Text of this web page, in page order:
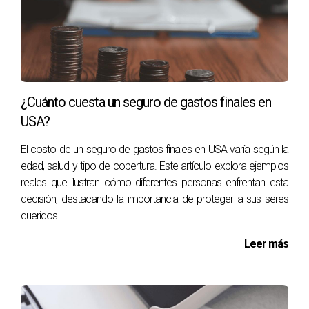
deudas personales que podrían convertirse en una carga
para la familia. Un seguro de gastos finales puede ayudar a
cubrir estas obligaciones financieras, permitiendo que los
seres queridos se concentren en el duelo en lugar de
preocuparse por las finanzas.
Casos de Estudio
Para ilustrar cómo un seguro de gastos finales puede
marcar la diferencia, aquí hay tres casos reales que
destacan su importancia.
Estudio de Caso 1: La Familia González
La familia González enfrentó la pérdida repentina del
gracias a una póliza de gastos finales adquirida años antes,
¿Cuánto cuesta un seguro de gastos finales en
USA?
El costo de un seguro de gastos finales en USA varía según la
edad, salud y tipo de cobertura. Este artículo explora ejemplos
reales que ilustran cómo diferentes personas enfrentan esta
decisión, destacando la importancia de proteger a sus seres
queridos.
Leer más